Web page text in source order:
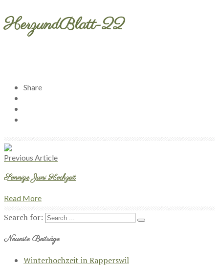
HerzundBlatt-22
Share
Previous Article
Sonnige Juni Hochzeit
Read More
Search for:
Neueste Beiträge
Winterhochzeit in Rapperswil